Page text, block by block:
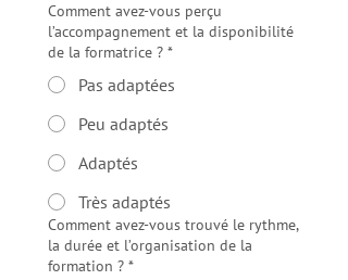
Comment avez-vous perçu
l’accompagnement et la disponibilité
de la formatrice ? *
Pas adaptées
Peu adaptés
Adaptés
Très adaptés
Comment avez-vous trouvé le rythme,
la durée et l’organisation de la
formation ? *